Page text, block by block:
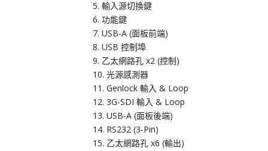
輸入源切換鍵
功能鍵
USB-A (面板前端)
USB 控制埠
乙太網路孔 x2 (控制)
光源感測器
Genlock 輸入 & Loop
3G-SDI 輸入 & Loop
USB-A (面板後端)
RS232 (3-Pin)
乙太網路孔 x6 (輸出)